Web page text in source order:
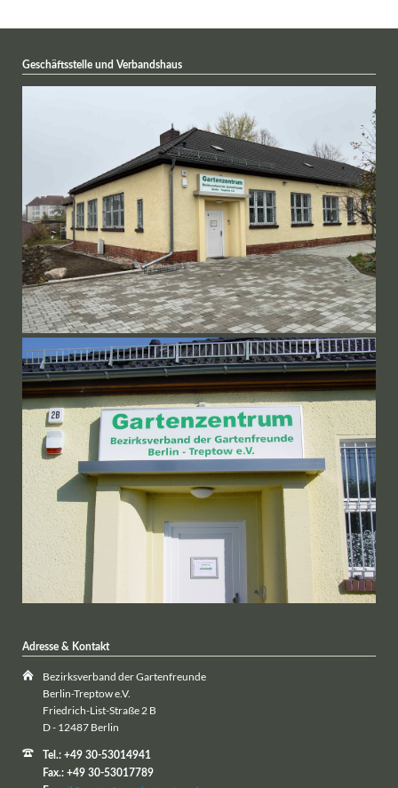
Geschäftsstelle und Verbandshaus
Adresse & Kontakt
Bezirksverband der Gartenfreunde
Berlin-Treptow e.V.
Friedrich-List-Straße 2 B
D - 12487 Berlin
Tel.: +49 30-53014941
Fax.: +49 30-53017789